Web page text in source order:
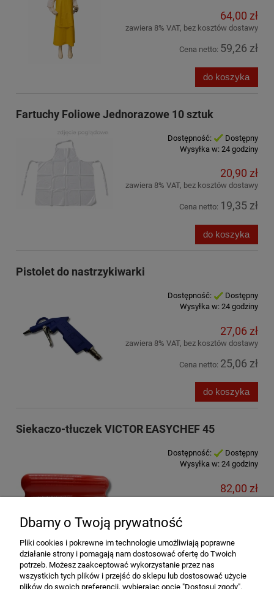
64,00 zł
zawiera 8% VAT, bez kosztów dostawy
Cena netto: 59,26 zł
do koszyka
Fartuchy Foliowe Jednorazowe 10 sztuk
Dostępność:
Dostępny
Wysyłka w: 24 godziny
20,90 zł
zawiera 8% VAT, bez kosztów dostawy
Cena netto: 19,35 zł
do koszyka
Pistolet do nastrzykiwarki
Dostępność:
Dostępny
Wysyłka w: 24 godziny
27,06 zł
zawiera 8% VAT, bez kosztów dostawy
Cena netto: 25,06 zł
do koszyka
Siekaczo-tłuczek VICTOR EASYCHEF 45
Dostępność:
Dostępny
Wysyłka w: 24 godziny
82,00 zł
zawiera 8% VAT, bez kosztów dostawy
Cena netto:
do koszyka
Dbamy o Twoją prywatność
Pliki cookies i pokrewne im technologie umożliwiają poprawne
działanie strony i pomagają nam dostosować ofertę do Twoich
potrzeb. Możesz zaakceptować wykorzystanie przez nas
wszystkich tych plików i przejść do sklepu lub dostosować użycie
plików do swoich preferencji, wybierając opcję "Dostosuj zgody".